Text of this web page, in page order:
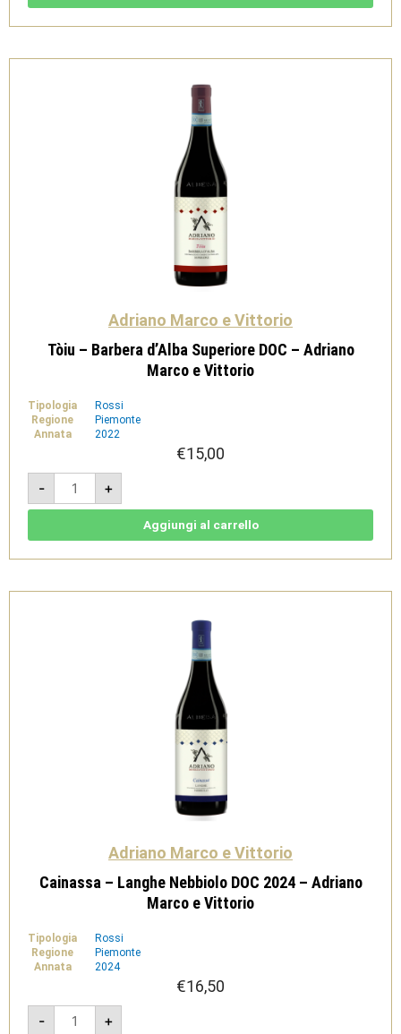
Adriano
Vittorio
Adriano Marco e Vittorio
Tòiu – Barbera d’Alba Superiore DOC – Adriano
Marco e Vittorio
Tipologia
Rossi
Regione
Piemonte
Annata
2022
€15,00
-
Tòiu
Barbera
d'Alba
Adriano
Vittorio
+
Aggiungi al carrello
Adriano Marco e Vittorio
Cainassa – Langhe Nebbiolo DOC 2024 – Adriano
Marco e Vittorio
Tipologia
Rossi
Regione
Piemonte
Annata
2024
€16,50
-
Cainassa
+